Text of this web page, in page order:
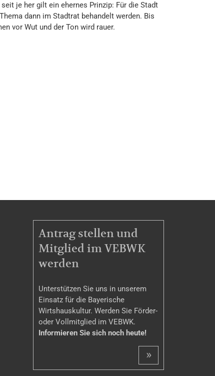
je her gilt ein ehernes Prinzip: Für die Stadt
dann im Stadtrat behandelt werden. Bis
vor Wut und der Ton wird rauer.
MITGLIEDSCHAFT
Antrag stellen und
Mitglied im VEBWK
werden
Unterstützen Sie uns in unserem
Einsatz für die Bayerische
Wirtshauskultur. Werden Sie Förder-
oder Vollmitglied im VEBWK.
Informieren Sie sich noch heute!
»